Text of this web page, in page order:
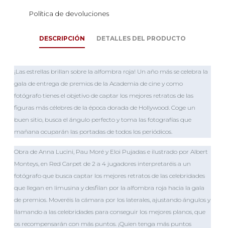
Política de devoluciones
DESCRIPCIÓN DETALLES DEL PRODUCTO
¡Las estrellas brillan sobre la alfombra roja! Un año más se celebra la
gala de entrega de premios de la Academia de cine y como
fotógrafo tienes el objetivo de captar los mejores retratos de las
figuras más célebres de la época dorada de Hollywood. Coge un
buen sitio, busca el ángulo perfecto y toma las fotografías que
mañana ocuparán las portadas de todos los periódicos.
Obra de Anna Lucini, Pau Moré y Eloi Pujadas e ilustrado por Albert
Monteys, en Red Carpet de 2 a 4 jugadores interpretaréis a un
fotógrafo que busca captar los mejores retratos de las celebridades
que llegan en limusina y desfilan por la alfombra roja hacia la gala
de premios. Moveréis la cámara por los laterales, ajustando ángulos y
llamando a las celebridades para conseguir los mejores planos, que
os recompensarán con más puntos. ¡Quien tenga más puntos